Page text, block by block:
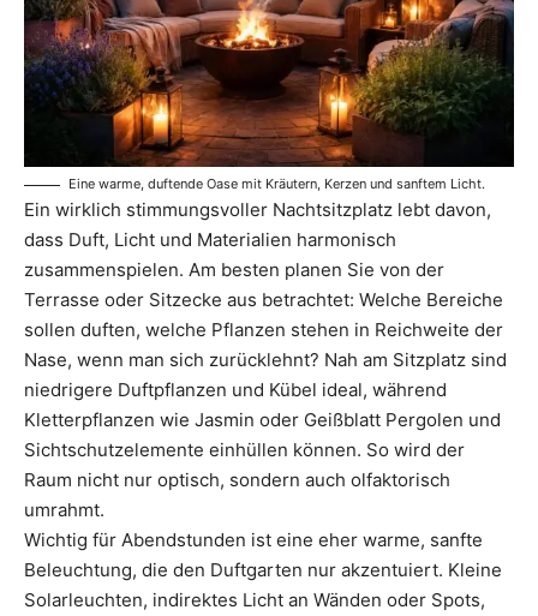
Eine warme, duftende Oase mit Kräutern, Kerzen und sanftem Licht.
Ein wirklich stimmungsvoller Nachtsitzplatz lebt davon,
dass Duft, Licht und Materialien harmonisch
zusammenspielen. Am besten planen Sie von der
Terrasse oder Sitzecke aus betrachtet: Welche Bereiche
sollen duften, welche Pflanzen stehen in Reichweite der
Nase, wenn man sich zurücklehnt? Nah am Sitzplatz sind
niedrigere Duftpflanzen und Kübel ideal, während
Kletterpflanzen wie Jasmin oder Geißblatt Pergolen und
Sichtschutzelemente einhüllen können. So wird der
Raum nicht nur optisch, sondern auch olfaktorisch
umrahmt.
Wichtig für Abendstunden ist eine eher warme, sanfte
Beleuchtung, die den Duftgarten nur akzentuiert. Kleine
Solarleuchten, indirektes Licht an Wänden oder Spots,